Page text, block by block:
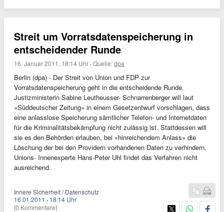
Streit um Vorratsdatenspeicherung in
entscheidender Runde
16. Januar 2011, 18:14 Uhr ·Quelle:dpa
Berlin (dpa) - Der Streit von Union und FDP zur
Vorratsdatenspeicherung geht in die entscheidende Runde.
Justizministerin Sabine Leutheusser- Schnarrenberger will laut
«Süddeutscher Zeitung» in einem Gesetzentwurf vorschlagen, dass
eine anlasslose Speicherung sämtlicher Telefon- und Internetdaten
für die Kriminalitätsbekämpfung nicht zulässig ist. Stattdessen will
sie es den Behörden erlauben, bei «hinreichendem Anlass» die
Löschung der bei den Providern vorhandenen Daten zu verhindern.
Unions- Innenexperte Hans-Peter Uhl findet das Verfahren nicht
ausreichend.
Innere Sicherheit / Datenschutz
16.01.2011 · 18:14 Uhr
[0 Kommentare]